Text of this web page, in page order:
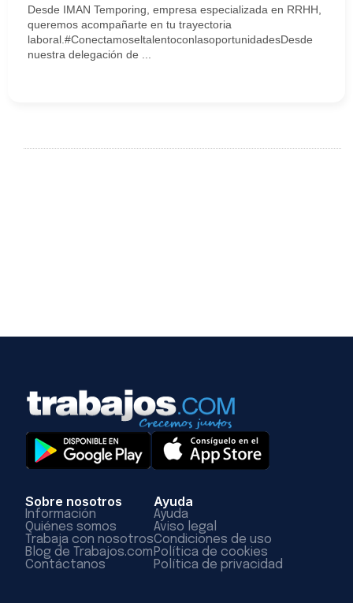
Desde IMAN Temporing, empresa especializada en RRHH,
queremos acompañarte en tu trayectoria
laboral.#ConectamoseltalentoconlasoportunidadesDesde
nuestra delegación de ...
Sobre nosotros
Información
Quiénes somos
Trabaja con nosotros
Blog de Trabajos.com
Contáctanos
Ayuda
Ayuda
Aviso legal
Condiciones de uso
Política de cookies
Política de privacidad